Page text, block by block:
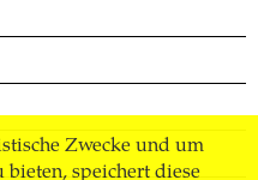
Zwecke und um
speichert diese